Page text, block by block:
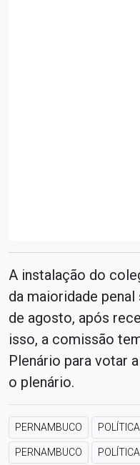
A instalação do
da maioridade penal
de agosto, após
isso, a comissão
Plenário para votar
o plenário.
PERNAMBUCO POLÍTICA
PERNAMBUCO POLÍTICA